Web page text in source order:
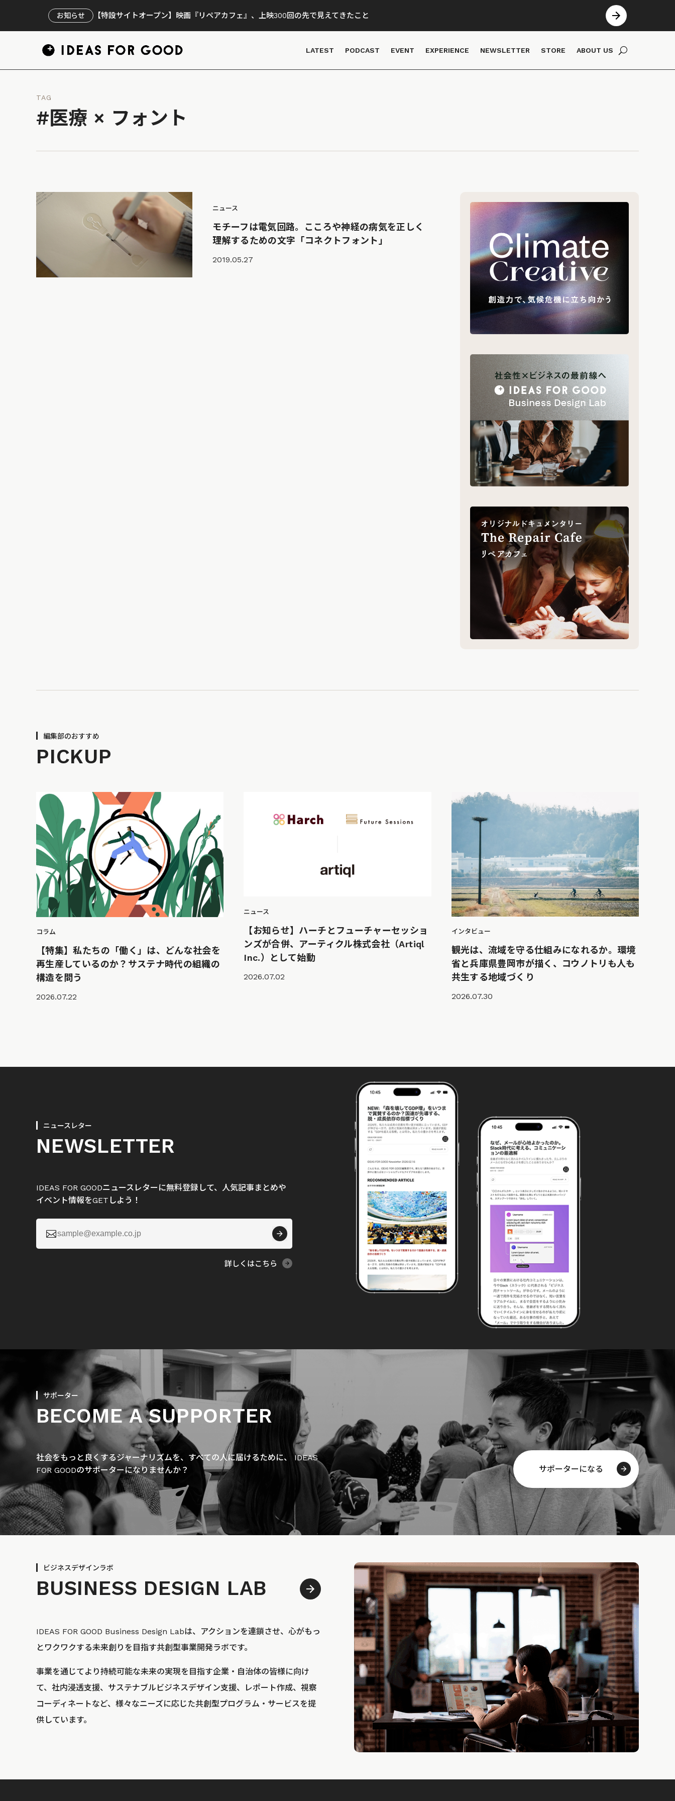
お知らせ 【特設サイトオープン】映画『リペアカフェ』、上映300回の先で見えてきたこと
LATEST PODCAST EVENT EXPERIENCE NEWSLETTER STORE ABOUT US
TAG
#医療 × フォント
ニュース
モチーフは電気回路。こころや神経の病気を正しく
理解するための文字「コネクトフォント」
2019.05.27
編集部のおすすめ
PICKUP
コラム
【特集】私たちの「働く」は、どんな社会を
再生産しているのか？サステナ時代の組織の
構造を問う
2026.07.22
ニュース
【お知らせ】ハーチとフューチャーセッショ
ンズが合併、アーティクル株式会社（Artiql
Inc.）として始動
2026.07.02
インタビュー
観光は、流域を守る仕組みになれるか。環境
省と兵庫県豊岡市が描く、コウノトリも人も
共生する地域づくり
2026.07.30
ニュースレター
NEWSLETTER
IDEAS FOR GOODニュースレターに無料登録して、人気記事まとめや
イベント情報をGETしよう！

詳しくはこちら
サポーター
BECOME A SUPPORTER
社会をもっと良くするジャーナリズムを、すべての人に届けるために、 IDEAS
FOR GOODのサポーターになりませんか？
サポーターになる
ビジネスデザインラボ
BUSINESS DESIGN LAB
IDEAS FOR GOOD Business Design Labは、アクションを連鎖させ、心がもっ
とワクワクする未来創りを目指す共創型事業開発ラボです。
事業を通じてより持続可能な未来の実現を目指す企業・自治体の皆様に向け
て、社内浸透支援、サステナブルビジネスデザイン支援、レポート作成、視察
コーディネートなど、様々なニーズに応じた共創型プログラム・サービスを提
供しています。